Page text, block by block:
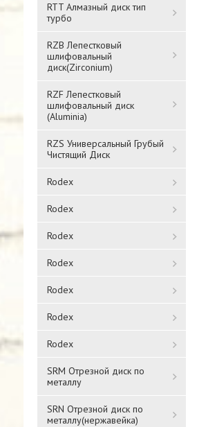
RTT Алмазный диск тип
турбо
RZB Лепестковый
шлифовальный
диск(Zirconium)
RZF Лепестковый
шлифовальный диск
(Aluminia)
RZS Универсальный Грубый
Чистящий Диск
Rodex
Rodex
Rodex
Rodex
Rodex
Rodex
Rodex
SRM Отрезной диск по
металлу
SRN Отрезной диск по
металлу(нержавейка)